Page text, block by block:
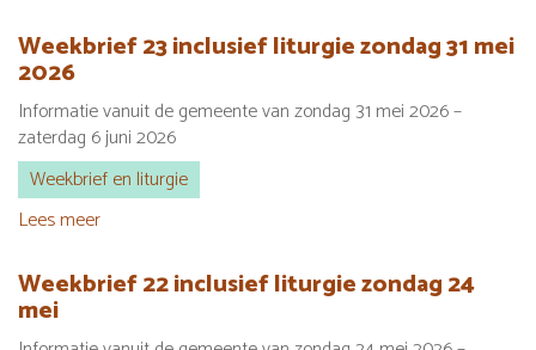
24
inclusief
zondag
7
juni
2026
Weekbrief 23 inclusief liturgie zondag 31 mei
2026
Informatie vanuit de gemeente van zondag 31 mei 2026 –
zaterdag 6 juni 2026
Weekbrief en liturgie
Lees meer
23
inclusief
Weekbrief 22 inclusief liturgie zondag 24
mei